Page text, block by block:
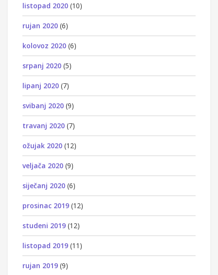
listopad 2020 (10)
rujan 2020 (6)
kolovoz 2020 (6)
srpanj 2020 (5)
lipanj 2020 (7)
svibanj 2020 (9)
travanj 2020 (7)
ožujak 2020 (12)
veljača 2020 (9)
siječanj 2020 (6)
prosinac 2019 (12)
studeni 2019 (12)
listopad 2019 (11)
rujan 2019 (9)